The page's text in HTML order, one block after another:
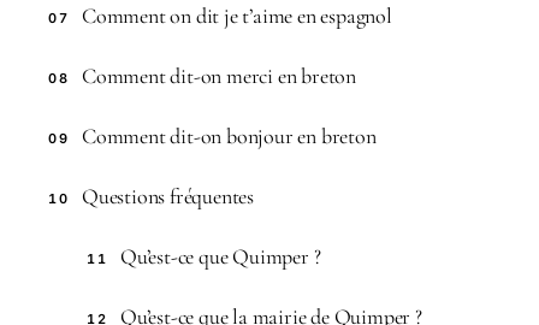
07 Comment on dit je t’aime en espagnol
08 Comment dit-on merci en breton
09 Comment dit-on bonjour en breton
10 Questions fréquentes
11 Qu’est-ce que Quimper ?
12 Qu’est-ce que la mairie de Quimper ?